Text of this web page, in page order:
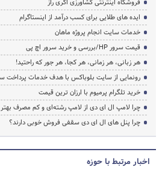
فروشگاه اینترنتی کشاورزی اگری راز
ایده های طلایی برای کسب درآمد از اینستاگرام
خدمات سایت انجام پروژه ماهان
قیمت سرور HP/بررسی و خرید سرور اچ پی
هر زبانی، هر زمانی، هر کجا، هر جور که راحتید!
رونمایی از سایت بلوباکس با هدف خدمات پرداخت
خرید تلگرام پرمیوم با ارزان ترین قیمت
چرا لامپ ال ای دی از لامپ رشته‌ای و کم مصرف
چرا پنل های ال ای دی سقفی فروش خوبی دارند؟
اخبار مرتبط با حوزه